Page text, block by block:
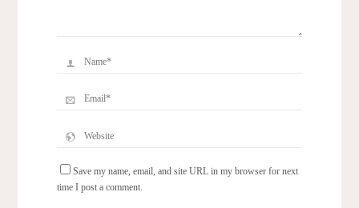
Save my name, email, and site URL in my browser for next
time I post a comment.